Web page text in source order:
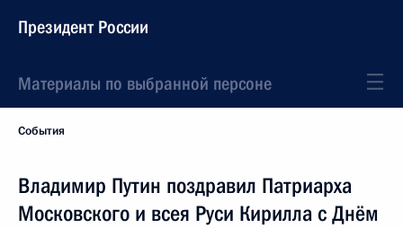
Президент России
Материалы по выбранной персоне
События
Владимир Путин поздравил Патриарха
Московского и всея Руси Кирилла с Днём